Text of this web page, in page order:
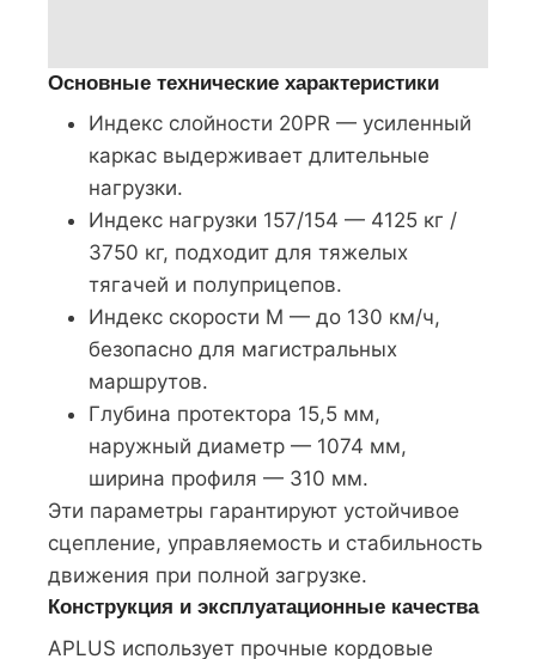
Основные технические характеристики
Индекс слойности 20PR — усиленный
каркас выдерживает длительные
нагрузки.
Индекс нагрузки 157/154 — 4125 кг /
3750 кг, подходит для тяжелых
тягачей и полуприцепов.
Индекс скорости M — до 130 км/ч,
безопасно для магистральных
маршрутов.
Глубина протектора 15,5 мм,
наружный диаметр — 1074 мм,
ширина профиля — 310 мм.
Эти параметры гарантируют устойчивое
сцепление, управляемость и стабильность
движения при полной загрузке.
Конструкция и эксплуатационные качества
APLUS использует прочные кордовые